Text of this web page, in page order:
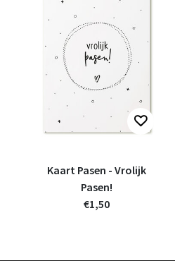
Kaart Pasen - Vrolijk
Pasen!
€1,50